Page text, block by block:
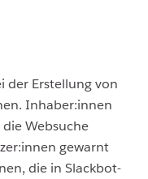
der Erstellung von
Inhaber:innen
Websuche
gewarnt
die in Slackbot-